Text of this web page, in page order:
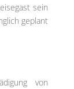
sein
geplant
von